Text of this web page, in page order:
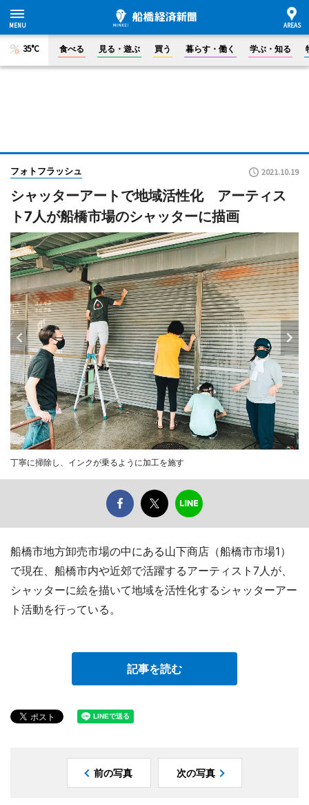
35°C 食べる 見る・遊ぶ 買う 暮らす・働く 学ぶ・知る
フォトフラッシュ 2021.10.19
シャッターアートで地域活性化 アーティス
ト7人が船橋市場のシャッターに描画
丁寧に掃除し、インクが乗るように加工を施す
船橋市地方卸売市場の中にある山下商店（船橋市市場1）
で現在、船橋市内や近郊で活躍するアーティスト7人が、
シャッターに絵を描いて地域を活性化するシャッターアー
ト活動を行っている。
記事を読む
前の写真 次の写真